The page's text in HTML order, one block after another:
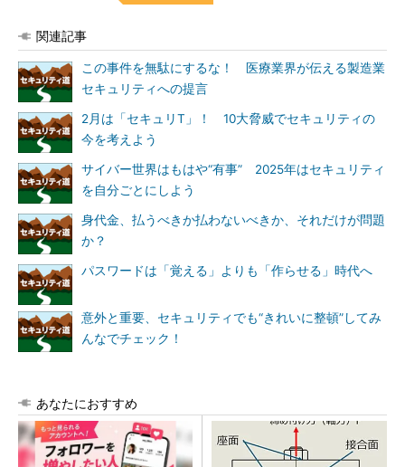
関連記事
この事件を無駄にするな！ 医療業界が伝える製造業
セキュリティへの提言
2月は「セキュリT」！ 10大脅威でセキュリティの
今を考えよう
サイバー世界はもはや“有事” 2025年はセキュリティ
を自分ごとにしよう
身代金、払うべきか払わないべきか、それだけが問題
か？
パスワードは「覚える」よりも「作らせる」時代へ
意外と重要、セキュリティでも“きれいに整頓”してみ
んなでチェック！
あなたにおすすめ